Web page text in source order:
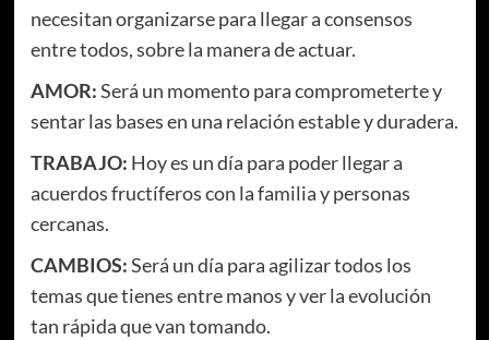
necesitan organizarse para llegar a consensos
entre todos, sobre la manera de actuar.
AMOR:Será un momento para comprometerte y
sentar las bases en una relación estable y duradera.
TRABAJO: Hoy es un día para poder llegar a
acuerdos fructíferos con la familia y personas
cercanas.
CAMBIOS:Será un día para agilizar todos los
temas que tienes entre manos y ver la evolución
tan rápida que van tomando.